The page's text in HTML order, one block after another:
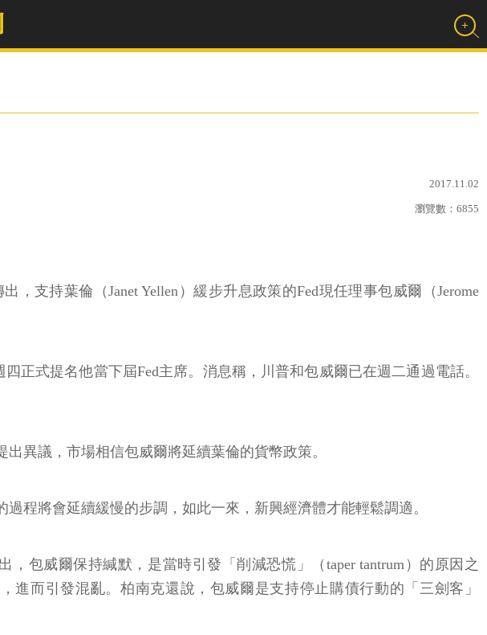
2017.11.02
瀏覽數： 6855
支持葉倫（Janet Yellen）緩步升息政策的Fed現任理事包威爾（Jerome
正式提名他當下屆Fed主席。消息稱，川普和包威爾已在週二通過電話。
異議，市場相信包威爾將延續葉倫的貨幣政策。
程將會延續緩慢的步調，如此一來，新興經濟體才能輕鬆調適。
包威爾保持緘默，是當時引發「削減恐慌」（taper tantrum）的原因之
而引發混亂。柏南克還說，包威爾是支持停止購債行動的「三劍客」